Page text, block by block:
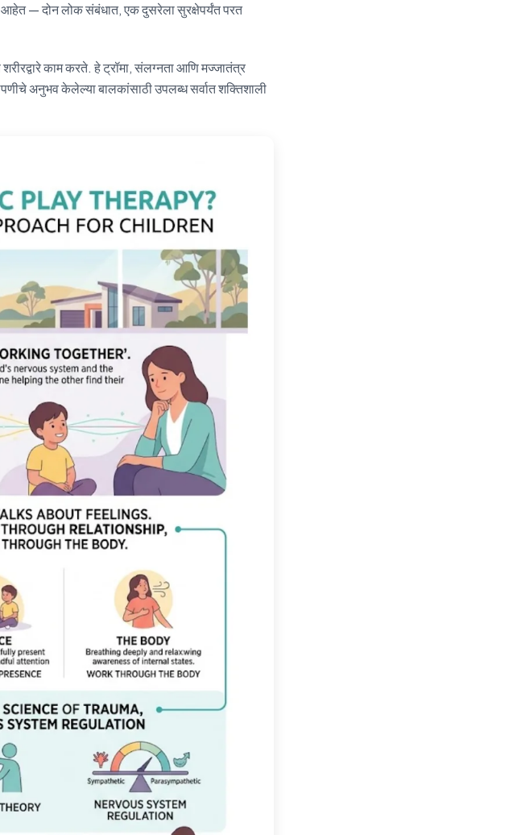
— दोन लोक संबंधात, एक दुसरेला सुरक्षेपर्यंत परत
काम करते. हे ट्रॉमा, संलग्नता आणि मज्जातंत्र
अनुभव केलेल्या बालकांसाठी उपलब्ध सर्वात शक्तिशाली